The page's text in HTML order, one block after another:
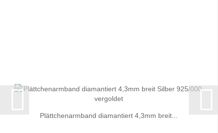
Plättchenarmband diamantiert 4,3mm breit...